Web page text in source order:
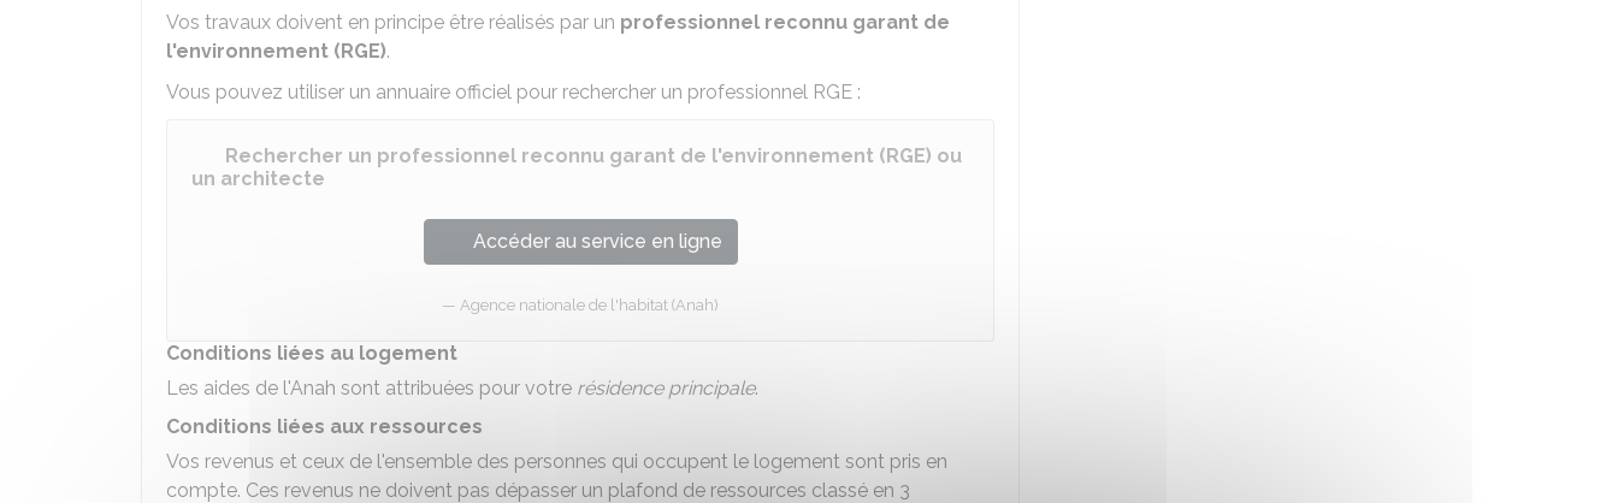
Vos travaux doivent en principe être réalisés par un professionnel reconnu garant de
l'environnement (RGE).
Vous pouvez utiliser un annuaire officiel pour rechercher un professionnel RGE :
Rechercher un professionnel reconnu garant de l'environnement (RGE) ou
un architecte
Accéder au service en ligne
Agence nationale de l'habitat (Anah)
Conditions liées au logement
Les aides de l'Anah sont attribuées pour votre résidence principale.
Conditions liées aux ressources
Vos revenus et ceux de l'ensemble des personnes qui occupent le logement sont pris en
compte. Ces revenus ne doivent pas dépasser un plafond de ressources classé en 3